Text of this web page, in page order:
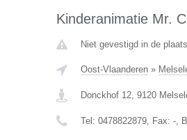
Kinderanimatie Mr.
Niet gevestigd in de
Oost-Vlaanderen»
Donckhof 12, 9120
Tel: 0478822879, Fax: -,